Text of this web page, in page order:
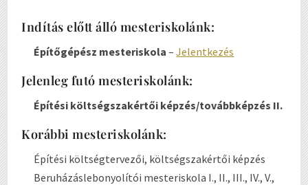
Indítás előtt álló mesteriskolánk:
Építőgépész mesteriskola –Jelentkezés
Jelenleg futó mesteriskolánk:
Építési költségszakértői képzés/továbbképzés II.
Korábbi mesteriskolánk:
Építési költségtervezői, költségszakértői képzés
Beruházáslebonyolítói mesteriskola I., II., III., IV., V.,